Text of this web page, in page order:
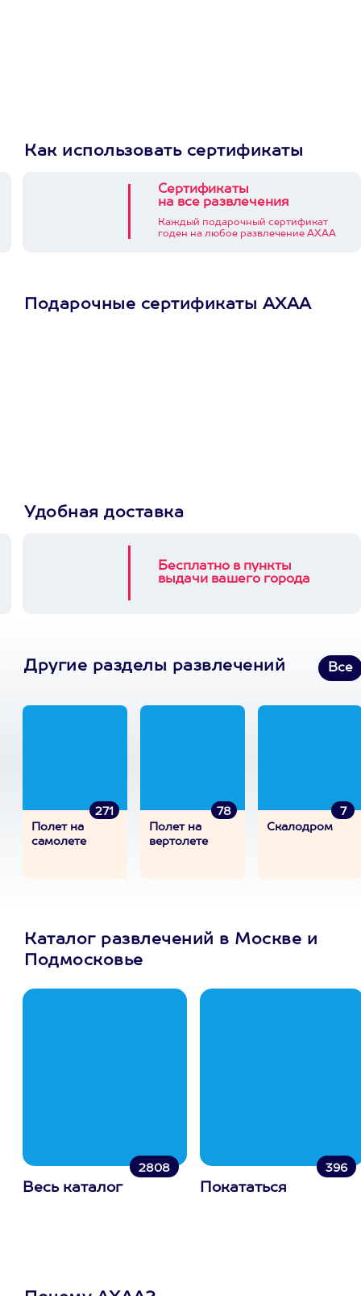
Как использовать сертификаты
Сертификаты
на все развлечения
Каждый подарочный сертификат
годен на любое развлечение АХАА
Подарочные сертификаты АХАА
Удобная доставка
Бесплатно в пункты
выдачи вашего города
Другие разделы развлечений Все
271
Полет на
самолете
78
Полет на
вертолете
7
Скалодром
Каталог развлечений в Москве и
Подмосковье
2808
Весь каталог
396
Покататься